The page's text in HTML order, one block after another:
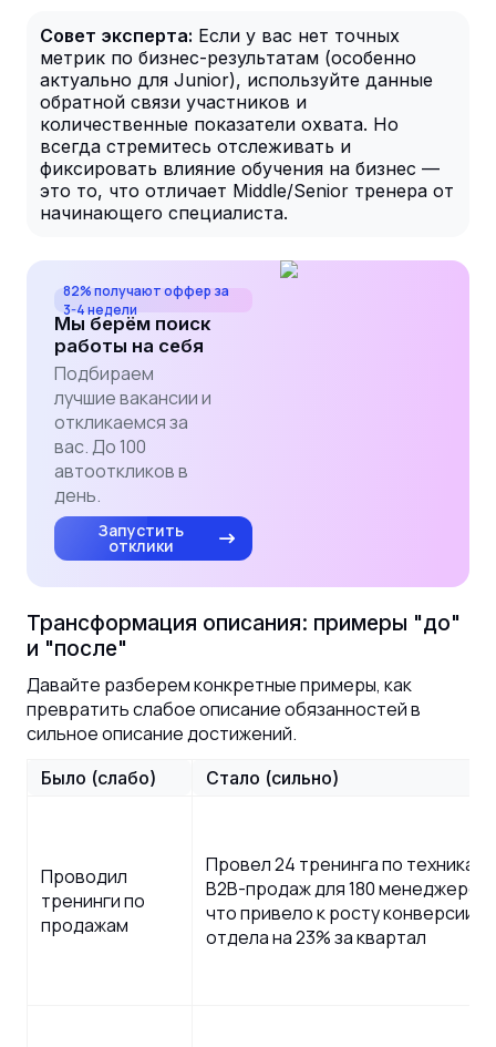
Совет эксперта: Если у вас нет точных
метрик по бизнес-результатам (особенно
актуально для Junior), используйте данные
обратной связи участников и
количественные показатели охвата. Но
всегда стремитесь отслеживать и
фиксировать влияние обучения на бизнес —
это то, что отличает Middle/Senior тренера от
начинающего специалиста.
82% получают оффер за
3-4 недели
Мы берём поиск
работы на себя
Подбираем
лучшие вакансии и
откликаемся за
вас. До 100
автооткликов в
день.
Запустить
отклики
Трансформация описания: примеры "до"
и "после"
Давайте разберем конкретные примеры, как
превратить слабое описание обязанностей в
сильное описание достижений.
Было (слабо) Стало (сильно)
Проводил
тренинги по
продажам
Провел 24 тренинга по техникам
B2B-продаж для 180 менеджеров,
что привело к росту конверсии
отдела на 23% за квартал